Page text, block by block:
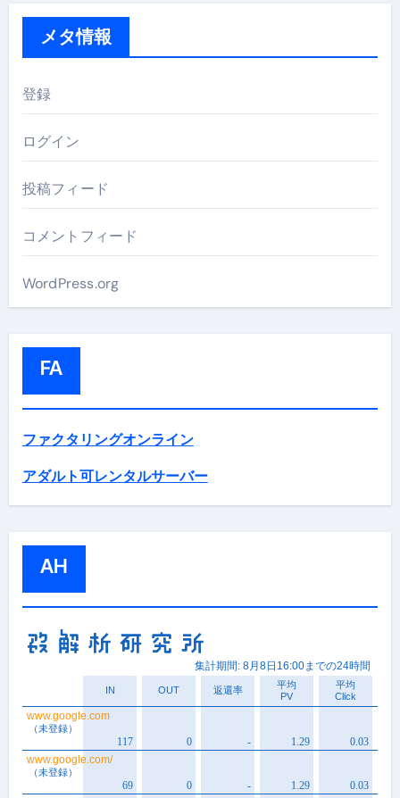
メタ情報
登録
ログイン
投稿フィード
コメントフィード
WordPress.org
FA
ファクタリングオンライン
アダルト可レンタルサーバー
AH